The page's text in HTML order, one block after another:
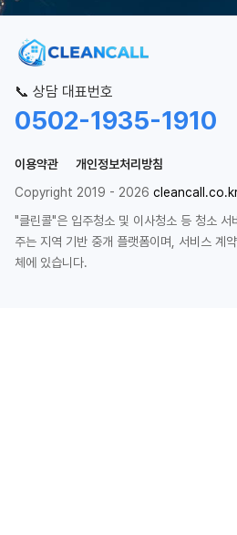
📞 상담 대표번호
0502-1935-1910
이용약관
개인정보처리방침
Copyright 2019 - 2026 cleancall.co.kr
"클린콜"은 입주청소 및 이사청소 등 청소 서
주는 지역 기반 중개 플랫폼이며, 서비스 계
체에 있습니다.